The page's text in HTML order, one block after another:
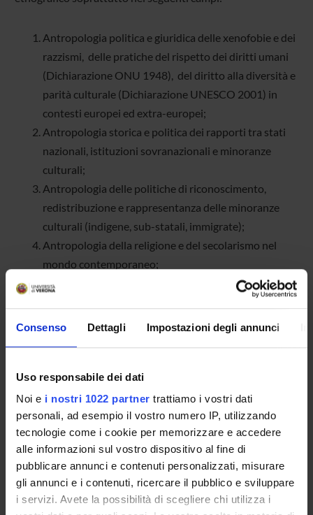
Consenso Dettagli Impostazioni degli annunci
Uso responsabile dei dati
Noi e i nostri 1022 partner trattiamo i vostri dati
personali, ad esempio il vostro numero IP, utilizzando
tecnologie come i cookie per memorizzare e accedere
alle informazioni sul vostro dispositivo al fine di
pubblicare annunci e contenuti personalizzati, misurare
gli annunci e i contenuti, ricercare il pubblico e sviluppare
i servizi. Avete la possibilità di scegliere chi utilizza i
Antropologia politica e giuridica delle xenofobie e dei
razzismi, delle pratiche del rispetto dei diritti umani
(Dichiarazione ONU 1948), del diritto alla diversità e
parità culturale (Dichiarazione UNESCO 2001) in
contesti europei ed extra-europei;
Antropologia storica e politica dei rapporti tra stati
nazionali, istituzioni sovranazionali e minoranze
culturali;
Antropologia delle politiche di riconoscimento,
redistribuzione e rappresentanza delle minoranze
culturali (indigene, sub-statali, immigrate);
Antropologia della religione e del secolarismo nel
mondo contemporaneo;
Antropologia dei confini, delle migrazioni e dei flussi
extra-scolastici;
Antropologia dei gruppi domestici e di
ricomposizione familiare;
Antropologia applicata nei servizi sociali;
Antropologia dei regimi di storicità.
Il Centro, inoltre, ha come scopo la promozione di incontri,
seminari, convegni sulle tematiche di suo interesse e, a tale